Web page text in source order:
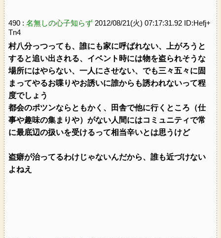
490 : 名無しの心子知らず 2012/08/21(火) 07:17:31.92 ID:Hefj+
Tn4
村八分っつっても、誰にも家に呼ばれない、上がろうと
すると追い出される、イベント時には物を盗られそうな
場所にはやらない、一人にさせない、でも三々五々に固
まってやるお喋りやお誘いに誰からも誘われないって程
度でしょう
都会のポツンならともかく、田舎で他に行くところ（仕
事や趣味の集まりや）がない人間にはコミュニティで常
に最底辺の扱いを受けるって相当辛いとは思うけど
盗癖が治ってるわけじゃないんだから、誰も近づけない
よねえ